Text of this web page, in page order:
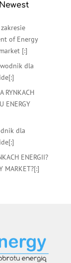
of Energy
[:]
dla
RYNKACH
ENERGY
dla
ENERGII?
MARKET?[:]